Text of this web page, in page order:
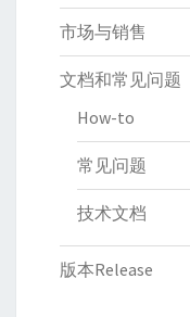
市场与销售
文档和常见问题
How-to
常见问题
技术文档
版本Release